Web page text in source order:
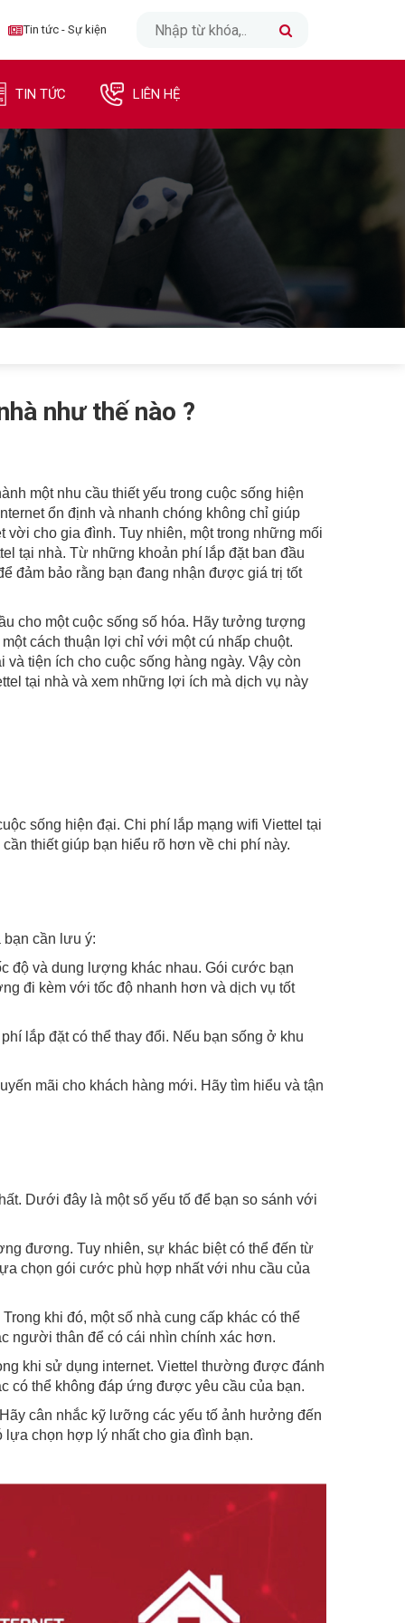
Tin tức - Sự kiện
TIN TỨC LIÊN HỆ
như thế nào ?
một nhu cầu thiết yếu trong cuộc sống hiện
ổn định và nhanh chóng không chỉ giúp
cho gia đình. Tuy nhiên, một trong những mối
tại nhà. Từ những khoản phí lắp đặt ban đầu
đảm bảo rằng bạn đang nhận được giá trị tốt
cho một cuộc sống số hóa. Hãy tưởng tượng
cách thuận lợi chỉ với một cú nhấp chuột.
tiện ích cho cuộc sống hàng ngày. Vậy còn
tại nhà và xem những lợi ích mà dịch vụ này
sống hiện đại. Chi phí lắp mạng wifi Viettel tại
thiết giúp bạn hiểu rõ hơn về chi phí này.
bạn cần lưu ý:
độ và dung lượng khác nhau. Gói cước bạn
đi kèm với tốc độ nhanh hơn và dịch vụ tốt
lắp đặt có thể thay đổi. Nếu bạn sống ở khu
mãi cho khách hàng mới. Hãy tìm hiểu và tận
Dưới đây là một số yếu tố để bạn so sánh với
đương. Tuy nhiên, sự khác biệt có thể đến từ
chọn gói cước phù hợp nhất với nhu cầu của
khi đó, một số nhà cung cấp khác có thể
người thân để có cái nhìn chính xác hơn.
khi sử dụng internet. Viettel thường được đánh
có thể không đáp ứng được yêu cầu của bạn.
cân nhắc kỹ lưỡng các yếu tố ảnh hưởng đến
chọn hợp lý nhất cho gia đình bạn.
TRANG CHỦ
TRUYỀN HÌNH
DI ĐỘNG
DOANH NGHIỆP